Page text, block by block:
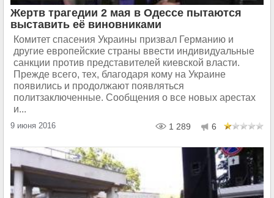
Жертв трагедии 2 мая в Одессе пытаются
выставить её виновниками
Комитет спасения Украины призвал Германию и
другие европейские страны ввести индивидуальные
санкции против представителей киевской власти.
Прежде всего, тех, благодаря кому на Украине
появились и продолжают появляться
политзаключенные. Сообщения о все новых арестах
и...
9 июня 2016 1 289 6